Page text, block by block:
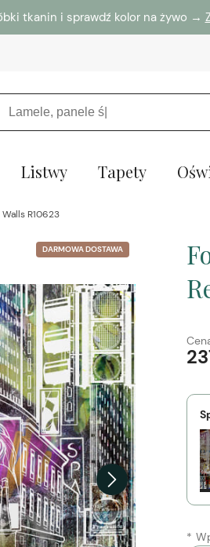
tkanin i sprawdź kolor na żywo →
Listwy Tapety
R10623
DARMOWA DOSTAWA
*